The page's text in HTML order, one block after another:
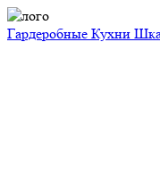
Гардеробные Кухни